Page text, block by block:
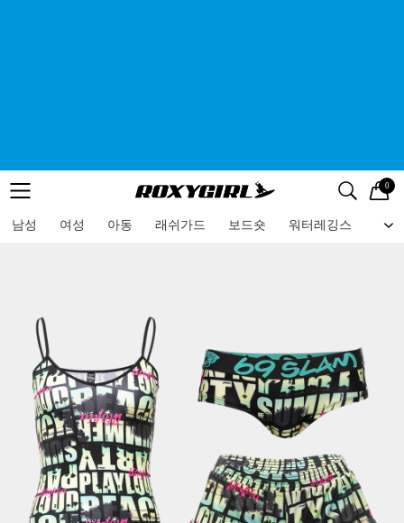
메뉴 검색
로고 0
남성 여성 아동 래쉬가드 보드숏 워터레깅스 비
메뉴